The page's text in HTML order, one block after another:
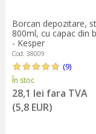
Borcan depozitare,
800ml, cu capac din
- Kesper
Cod: 38009
(9)
În stoc
28,1 lei fara TVA
(5,8 EUR)